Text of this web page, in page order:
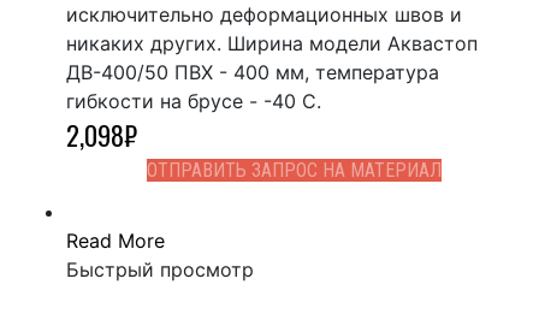
исключительно деформационных швов и
никаких других. Ширина модели Аквастоп
ДВ-400/50 ПВХ - 400 мм, температура
гибкости на брусе - -40 С.
2,098₽
ОТПРАВИТЬ ЗАПРОС НА МАТЕРИАЛ
Read More
Быстрый просмотр